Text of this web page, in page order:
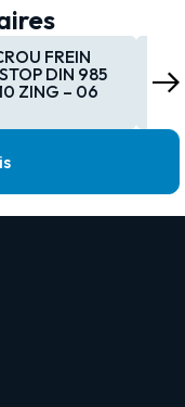
FREIN
DIN 985
ZING – 06